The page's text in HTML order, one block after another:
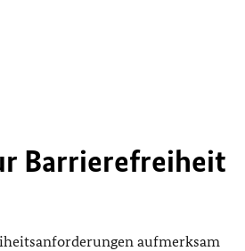
Barrierefreiheit
aufmerksam